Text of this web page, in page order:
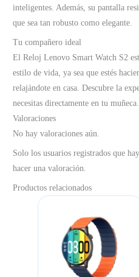
inteligentes. Además, su pantalla
que sea tan robusto como elegante.
Tu compañero ideal
El Reloj Lenovo Smart Watch S2
estilo de vida, ya sea que estés
relajándote en casa. Descubre la
necesitas directamente en tu muñeca.
Valoraciones
No hay valoraciones aún.
Solo los usuarios registrados que
hacer una valoración.
Productos relacionados